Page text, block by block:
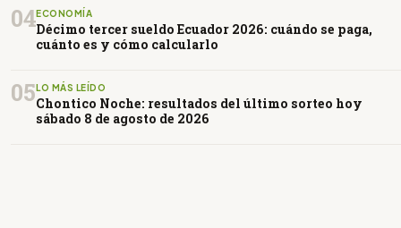
04ECONOMÍA
Décimo tercer sueldo Ecuador 2026: cuándo se paga,
cuánto es y cómo calcularlo
05LO MÁS LEÍDO
Chontico Noche: resultados del último sorteo hoy
sábado 8 de agosto de 2026